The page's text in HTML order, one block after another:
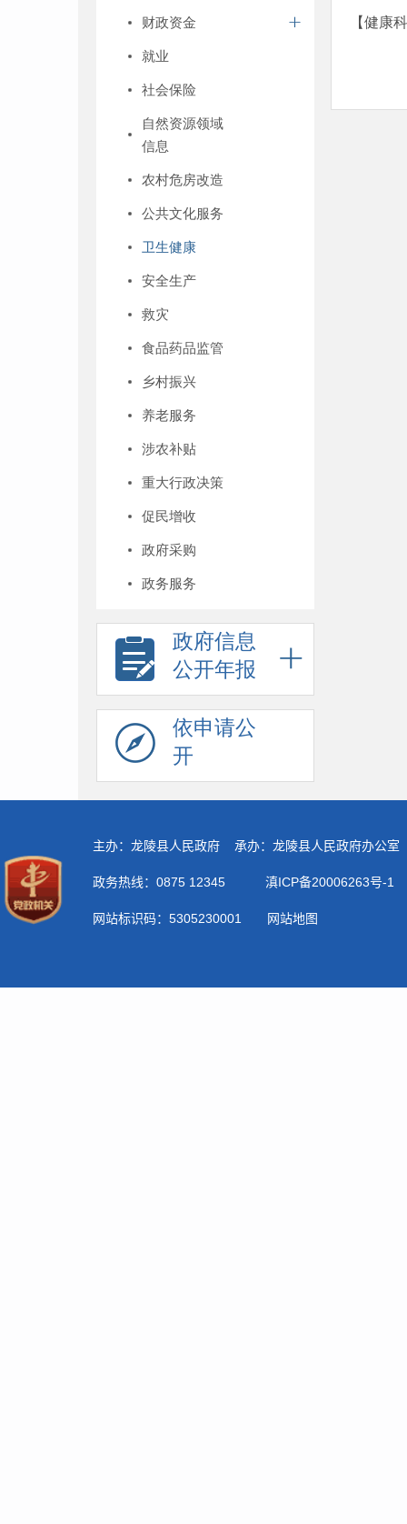
财政资金
就业
社会保险
自然资源领域
信息
农村危房改造
公共文化服务
卫生健康
安全生产
救灾
食品药品监管
乡村振兴
养老服务
涉农补贴
重大行政决策
促民增收
政府采购
政务服务
政府信息
公开年报
依申请公
开
【健康